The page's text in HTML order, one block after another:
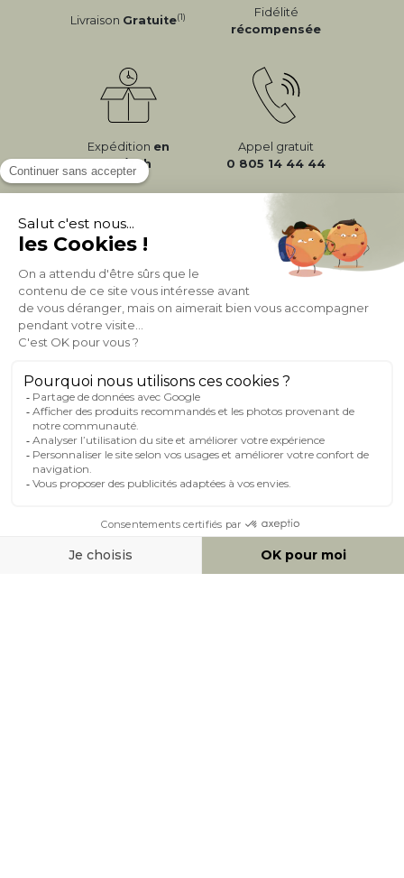
Livraison Gratuite(1)
Fidélité
récompensée
Expédition en
24/72h
Appel gratuit
0 805 14 44 44
À PROPOS DE MILIBOO
AIDE & CONTACT